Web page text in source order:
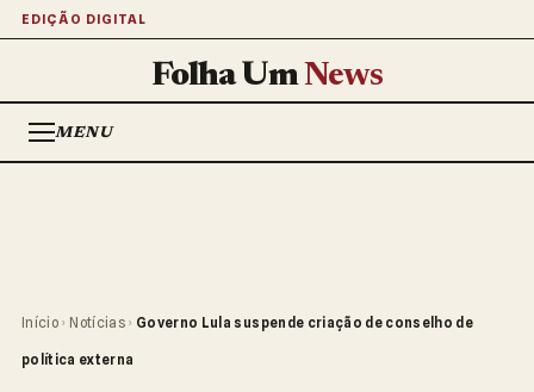
EDIÇÃO DIGITAL
Folha UmNews
MENU
Início › Notícias › Governo Lula suspende criação de conselho de
política externa